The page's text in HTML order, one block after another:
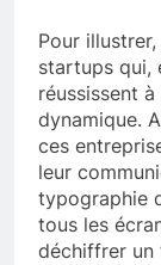
Pour
startups qui,
réussissent
dynamique.
ces
leur
typographie
tous les
déchiffrer un